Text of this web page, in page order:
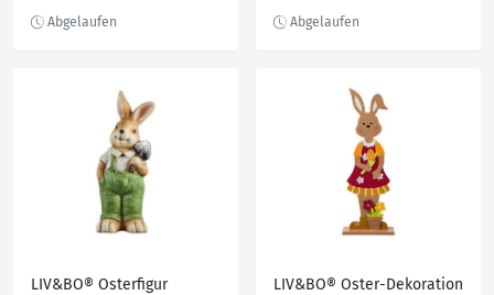
LIV&BO® Osterfigur
LIV&BO® Oster-Dekoration